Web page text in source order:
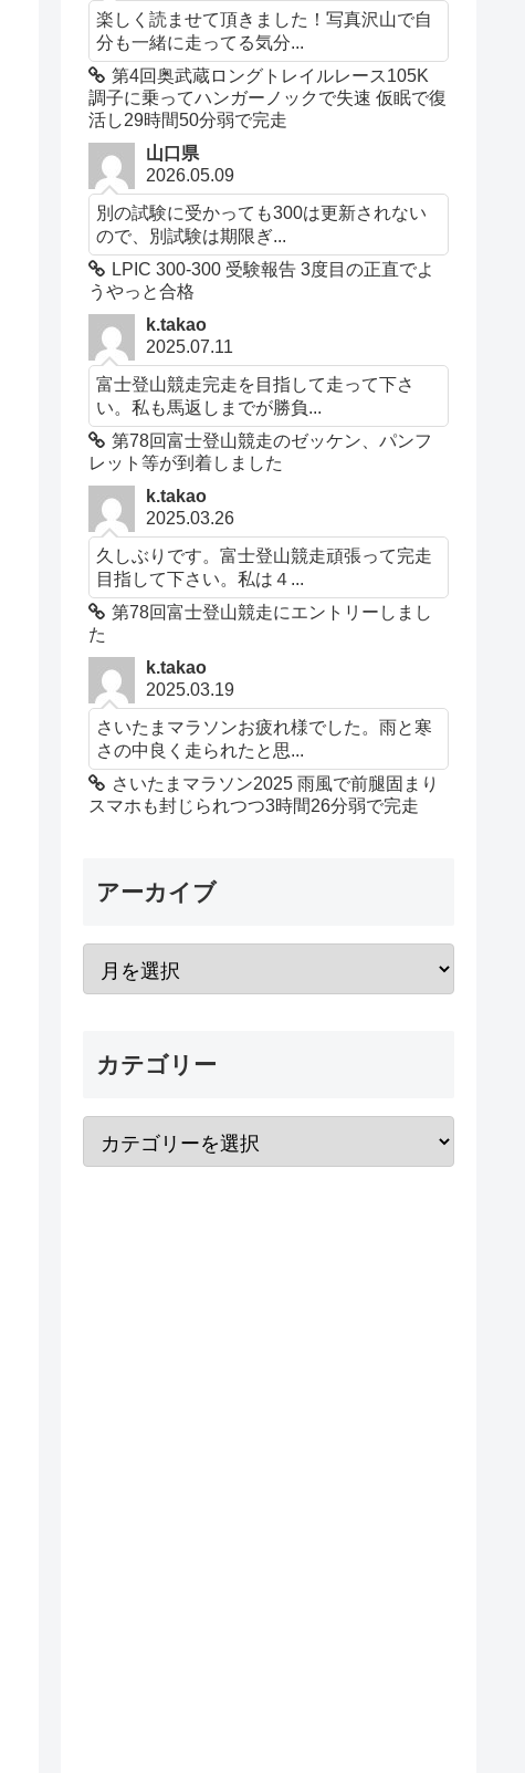
楽しく読ませて頂きました！写真沢山で自
分も一緒に走ってる気分...
第4回奥武蔵ロングトレイルレース105K
調子に乗ってハンガーノックで失速 仮眠で復
活し29時間50分弱で完走
山口県
2026.05.09
別の試験に受かっても300は更新されない
ので、別試験は期限ぎ...
LPIC 300-300 受験報告 3度目の正直でよ
うやっと合格
k.takao
2025.07.11
富士登山競走完走を目指して走って下さ
い。私も馬返しまでが勝負...
第78回富士登山競走のゼッケン、パンフ
レット等が到着しました
k.takao
2025.03.26
久しぶりです。富士登山競走頑張って完走
目指して下さい。私は４...
第78回富士登山競走にエントリーしまし
た
k.takao
2025.03.19
さいたまマラソンお疲れ様でした。雨と寒
さの中良く走られたと思...
さいたまマラソン2025 雨風で前腿固まり
スマホも封じられつつ3時間26分弱で完走
アーカイブ
カテゴリー